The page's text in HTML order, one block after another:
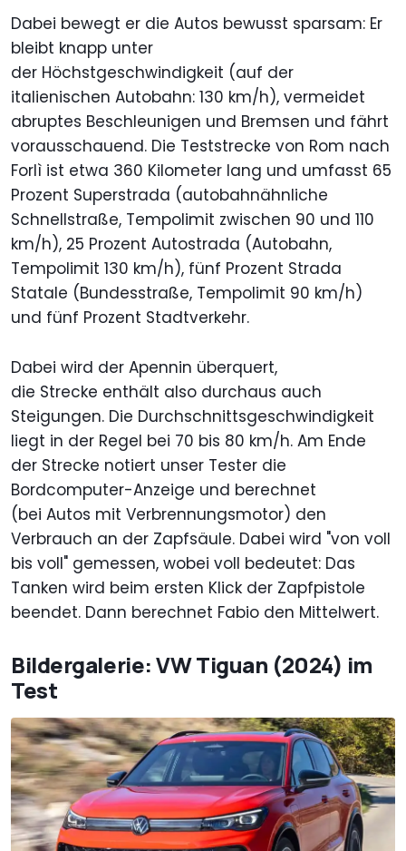
Dabei bewegt er die Autos bewusst sparsam: Er
bleibt knapp unter
der Höchstgeschwindigkeit (auf der
italienischen Autobahn: 130 km/h), vermeidet
abruptes Beschleunigen und Bremsen und fährt
vorausschauend. Die Teststrecke von Rom nach
Forlì ist etwa 360 Kilometer lang und umfasst 65
Prozent Superstrada (autobahnähnliche
Schnellstraße, Tempolimit zwischen 90 und 110
km/h), 25 Prozent Autostrada (Autobahn,
Tempolimit 130 km/h), fünf Prozent Strada
Statale (Bundesstraße, Tempolimit 90 km/h)
und fünf Prozent Stadtverkehr.
Dabei wird der Apennin überquert,
die Strecke enthält also durchaus auch
Steigungen. Die Durchschnittsgeschwindigkeit
liegt in der Regel bei 70 bis 80 km/h. Am Ende
der Strecke notiert unser Tester die
Bordcomputer-Anzeige und berechnet
(bei Autos mit Verbrennungsmotor) den
Verbrauch an der Zapfsäule. Dabei wird "von voll
bis voll" gemessen, wobei voll bedeutet: Das
Tanken wird beim ersten Klick der Zapfpistole
beendet. Dann berechnet Fabio den Mittelwert.
Bildergalerie: VW Tiguan (2024) im
Test